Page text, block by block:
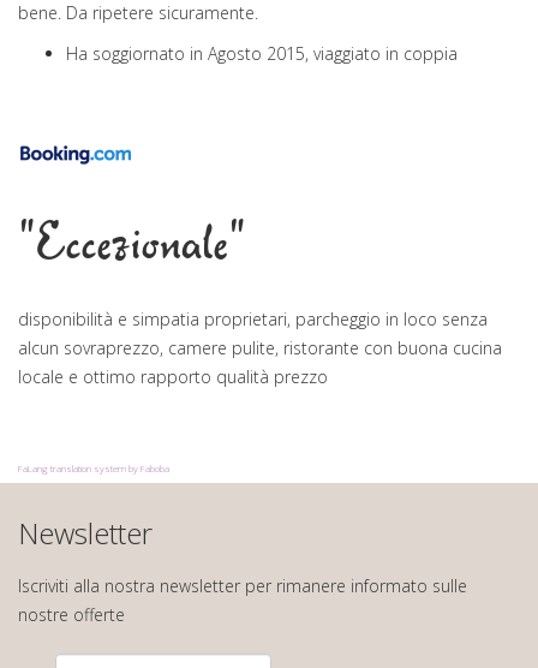
bene. Da ripetere sicuramente.
Ha soggiornato in Agosto 2015, viaggiato in coppia
"Eccezionale"
disponibilità e simpatia proprietari, parcheggio in loco senza
alcun sovraprezzo, camere pulite, ristorante con buona cucina
locale e ottimo rapporto qualità prezzo
FaLang translation system by Faboba
Newsletter
Iscriviti alla nostra newsletter per rimanere informato sulle
nostre offerte